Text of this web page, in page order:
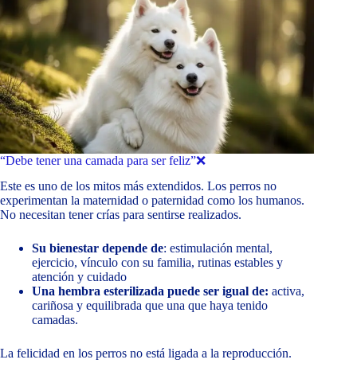
“Debe tener una camada para ser feliz”❌
Este es uno de los mitos más extendidos. Los perros no
experimentan la maternidad o paternidad como los humanos.
No necesitan tener crías para sentirse realizados.
Su bienestar depende de: estimulación mental,
ejercicio, vínculo con su familia, rutinas estables y
atención y cuidado
Una hembra esterilizada puede ser igual de: activa,
cariñosa y equilibrada que una que haya tenido
camadas.
La felicidad en los perros no está ligada a la reproducción.